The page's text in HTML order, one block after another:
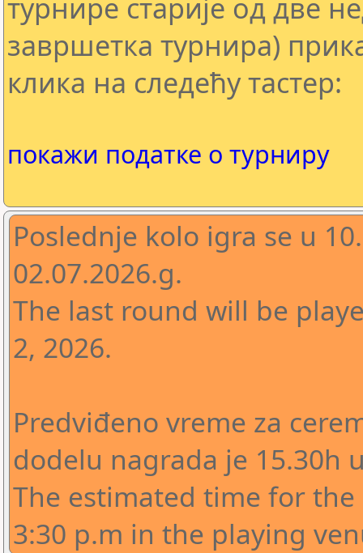
турнире старије од две
завршетка турнира)
клика на следећу тастер:
покажи податке о турниру
Poslednje kolo igra se u
02.07.2026.g.
The last round will be
2, 2026.
Predviđeno vreme za
dodelu nagrada je 15.30h
The estimated time for
3:30 p.m in the playing